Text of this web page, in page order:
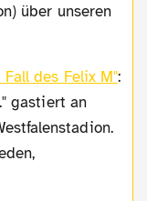
über unseren
Fall des Felix M":
gastiert an